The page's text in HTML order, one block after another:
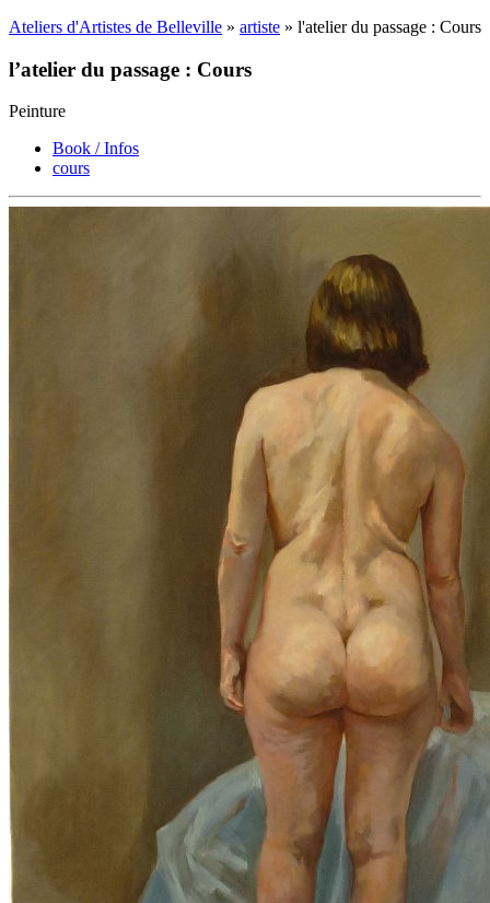
Ateliers d'Artistes de Belleville » artiste » l'atelier du passage : Cours
l’atelier du passage : Cours
Peinture
Book / Infos
cours